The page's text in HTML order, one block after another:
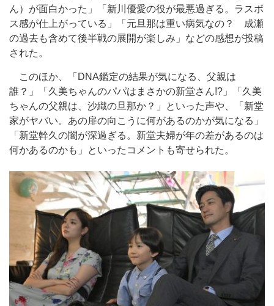
ん）が面白かった」「新川優愛の役が最悪過ぎる。ラスボ
ス感が仕上がっている」「元旦那は重い病気なの？ 成瀬
の過去も含めて後半戦の展開が楽しみ」などの感想が投稿
された。
このほか、「DNA鑑定の結果が気になる、父親は
誰？」「久美ちゃんのパパはまさかの新堂さん!?」「久美
ちゃんの父親は、沙織の旦那か？」といった声や、「新堂
家がヤバい。あの扉の向こうに何があるのかが気になる」
「新堂幹久の闇が深過ぎる。新堂夫婦が年の差があるのは
何かあるのかも」といったコメントも寄せられた。